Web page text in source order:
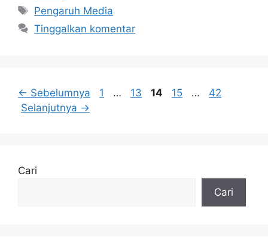
Tag
Pengaruh Media
Tinggalkan komentar
← Sebelumnya Halaman
1 … Halaman
13 Halaman
14 Halaman
15 … Halaman
42
Selanjutnya →
Cari
Cari